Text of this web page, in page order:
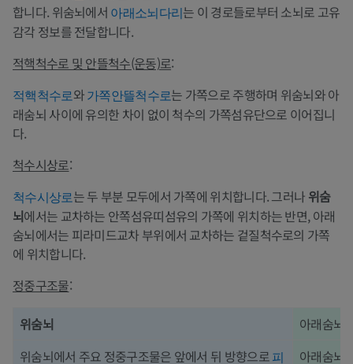
합니다. 위숨뇌에서 아래소뇌다리는 이 경로들로부터 소뇌로 고유
감각 정보를 전달합니다.
적핵척수로 및 안뜰척수(운동)로:
적핵척수로와가쪽안뜰척수로는 가쪽으로 주행하며 위숨뇌와 아
래숨뇌 사이에 유의한 차이 없이 척수의 가쪽섬유단으로 이어집니
다.
척수시상로:
척수시상로는 두 부분 모두에서 가쪽에 위치합니다. 그러나 위숨
뇌에서는 교차하는 안쪽섬유띠섬유의 가쪽에 위치하는 반면, 아래
숨뇌에서는 피라미드교차 부위에서 교차하는 겉질척수로의 가쪽
에 위치합니다.
정중구조물:
위숨뇌
아래숨뇌
위숨뇌에서 주요 정중구조물은 앞에서 뒤 방향으로피 아래숨뇌